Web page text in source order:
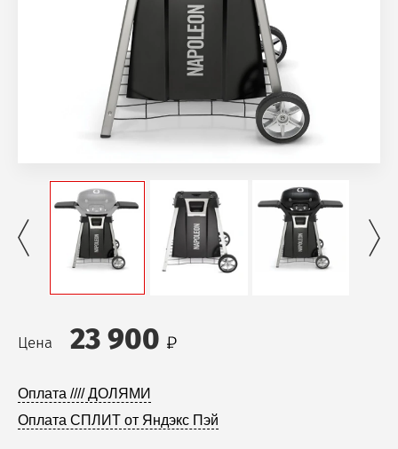
Цена 23 900
Оплата //// ДОЛЯМИ
Оплата СПЛИТ от Яндэкс Пэй